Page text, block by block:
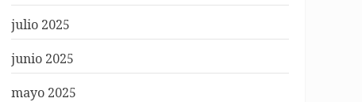
julio 2025
junio 2025
mayo 2025